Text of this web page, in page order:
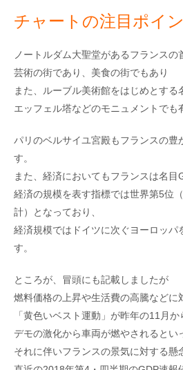
チャートの注目ポイ
ノートルダム大聖堂があるフランスの
芸術の街であり、美食の街でもあり
また、ルーブル美術館をはじめとする
エッフェル塔などのモニュメントでも
パリのベルサイユ宮殿もフランスの豊
す。
また、経済においてもフランスは名目
経済の規模を表す指標では世界第5位
計）となっており、
経済規模ではドイツに次ぐヨーロッパ
す。
ところが、冒頭にも記載しましたが
燃料価格の上昇や生活費の高騰などに
「黄色いベスト運動」が昨年の11月か
デモの激化から車両が燃やされるとい
それに伴いフランスの景気に対する懸